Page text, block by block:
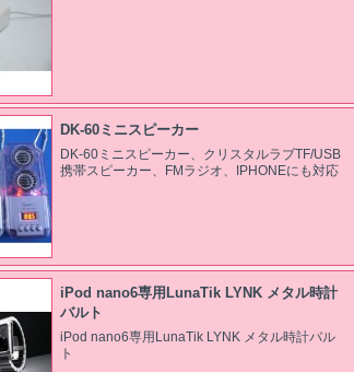
DK-60ミニスピーカー
DK-60ミニスピーカー、クリスタルラブTF/USB
携帯スピーカー、FMラジオ、IPHONEにも対応
iPod nano6専用LunaTik LYNK メタル時計
バルト
iPod nano6専用LunaTik LYNK メタル時計バル
ト